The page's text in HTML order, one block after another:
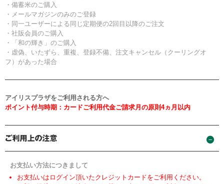
・備蓄米のご購入
・メールマガジンのみのご登録
・同一ユーザーによる同じ定期便の2回目以降のご注文
・社販会員のご購入
・「和の輝き」のご購入
・虚偽、いたずら、重複、登録不備、注文キャンセル（クーリングオ
フ）があった場合
アイリスプラザをご利用される方へ
ポイント付与時期：カードご利用代金ご請求月の原則4ヵ月以内
お支払い方法につきまして
お支払いはログイン頂いたクレジットカードをご利用ください。